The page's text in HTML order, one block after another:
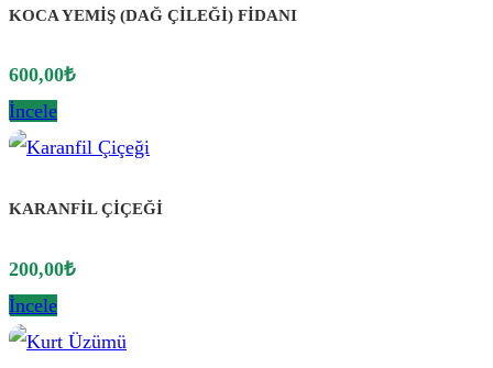
KOCA YEMİŞ (DAĞ ÇİLEĞİ) FİDANI
600,00₺
İncele
KARANFİL ÇİÇEĞİ
200,00₺
İncele